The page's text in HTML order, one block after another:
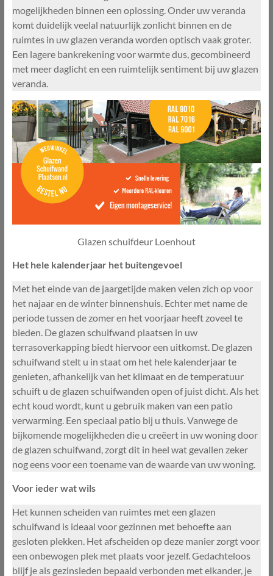
mogelijkheden binnen een oplossing. Onder uw veranda
komt duidelijk veelal natuurlijk zonlicht binnen en de
ruimtes in uw glazen veranda worden optisch vaak groter.
Een lagere bankrekening voor warmte dus, gecombineerd
met meer daglicht en een ruimtelijk sentiment bij uw glazen
veranda.
Glazen schuifdeur Loenhout
Het hele kalenderjaar het buitengevoel
Met het einde van de jaargetijde maken velen zich op voor
het najaar en de winter binnenshuis. Echter met name de
periode tussen de zomer en het voorjaar heeft zoveel te
bieden. De glazen schuifwand plaatsen in uw
terrasoverkapping biedt hiervoor een uitkomst. De glazen
schuifwand stelt u in staat om het hele kalenderjaar te
genieten, afhankelijk van het klimaat en de temperatuur
schuift u de glazen schuifwanden open of juist dicht. Als het
echt koud wordt, kunt u gebruik maken van een patio
verwarming. Een speciaal patio bij u thuis. Vanwege de
bijkomende mogelijkheden die u creëert in uw woning door
de glazen schuifwand, zorgt dit in heel wat gevallen zeker
nog eens voor een toename van de waarde van uw woning.
Voor ieder wat wils
Het kunnen scheiden van ruimtes met een glazen
schuifwand is ideaal voor gezinnen met behoefte aan
gesloten plekken. Het afscheiden op deze manier zorgt voor
een onbewogen plek met plaats voor jezelf. Gedachteloos
blijf je als gezinsleden bepaald verbonden met elkander, je